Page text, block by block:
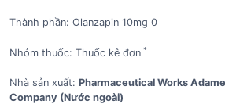
Thành phần: Olanzapin 10mg 0
Nhóm thuốc: Thuốc kê đơn *
Nhà sản xuất: Pharmaceutical Works
Company (Nước ngoài)